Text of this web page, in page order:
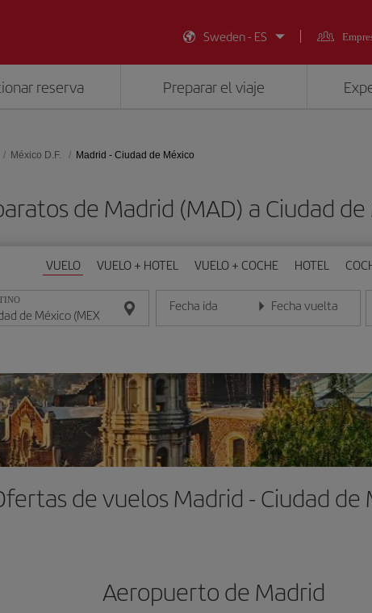
Sweden - ES
reserva Preparar el viaje
México D.F. Madrid - Ciudad de México
de Madrid (MAD) a Ciudad
VUELO VUELO + HOTEL VUELO + COCHE HOTEL
Fecha ida
Introduce la fecha en formato día/mes/año
Fecha vuelta
Introduce la fecha en
de vuelos Madrid - Ciudad de
Aeropuerto de Madrid